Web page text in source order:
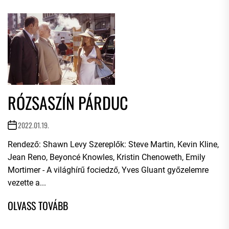
RÓZSASZÍN PÁRDUC
2022.01.19.
Rendező: Shawn Levy Szereplők: Steve Martin, Kevin Kline,
Jean Reno, Beyoncé Knowles, Kristin Chenoweth, Emily
Mortimer - A világhírű fociedző, Yves Gluant győzelemre
vezette a...